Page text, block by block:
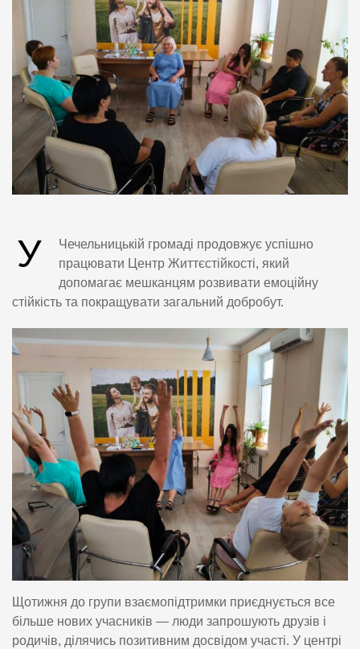
У
Чечельницькій громаді продовжує успішно
працювати Центр Життєстійкості, який
допомагає мешканцям розвивати емоційну
стійкість та покращувати загальний добробут.
Щотижня до групи взаємопідтримки приєднується все
більше нових учасників — люди запрошують друзів і
родичів, ділячись позитивним досвідом участі. У центрі